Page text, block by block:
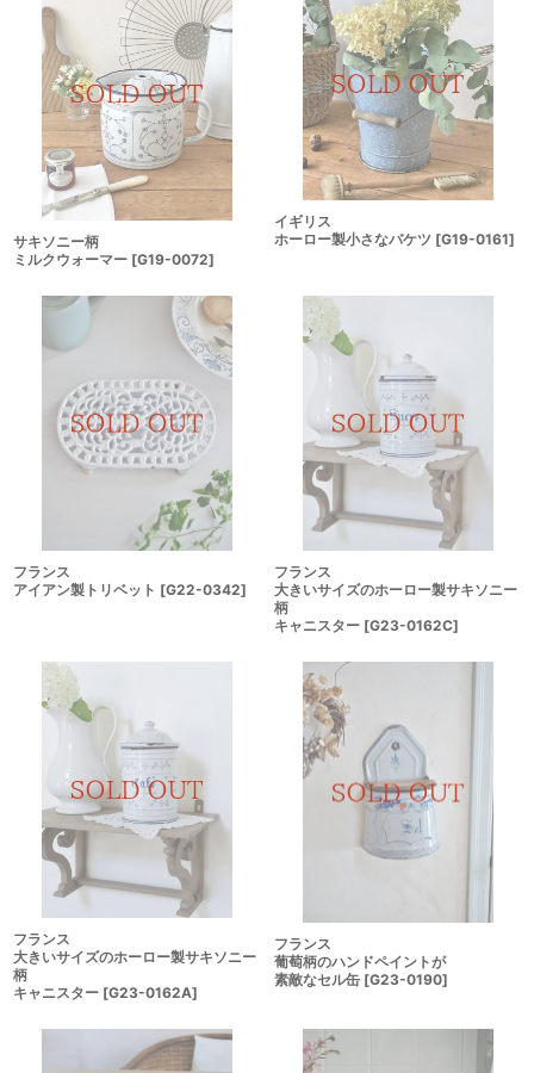
サキソニー柄
ミルクウォーマー [G19-0072]
イギリス
ホーロー製小さなバケツ [G19-0161]
フランス
アイアン製トリベット [G22-0342]
フランス
大きいサイズのホーロー製サキソニー
柄
キャニスター [G23-0162C]
フランス
大きいサイズのホーロー製サキソニー
柄
キャニスター [G23-0162A]
フランス
葡萄柄のハンドペイントが
素敵なセル缶 [G23-0190]